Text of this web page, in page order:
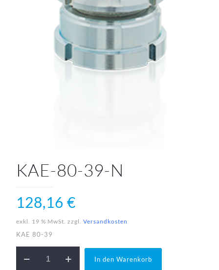
KAE-80-39-N
128,16 €
exkl. 19 % MwSt. zzgl. Versandkosten
KAE 80-39
80-
In den Warenkorb